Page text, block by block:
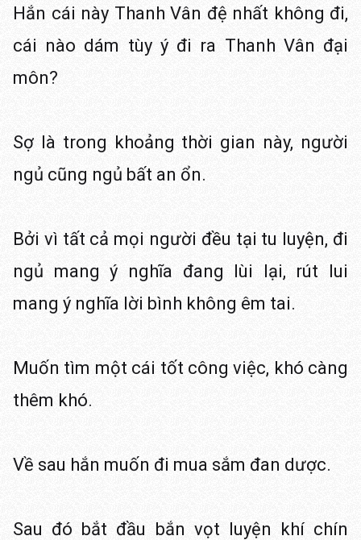
Hắn cái này Thanh Vân đệ nhất không đi,
cái nào dám tùy ý đi ra Thanh Vân đại
môn?
Sợ là trong khoảng thời gian này, người
ngủ cũng ngủ bất an ổn.
Bởi vì tất cả mọi người đều tại tu luyện, đi
ngủ mang ý nghĩa đang lùi lại, rút lui
mang ý nghĩa lời bình không êm tai.
Muốn tìm một cái tốt công việc, khó càng
thêm khó.
Về sau hắn muốn đi mua sắm đan dược.
Sau đó bắt đầu bắn vọt luyện khí chín